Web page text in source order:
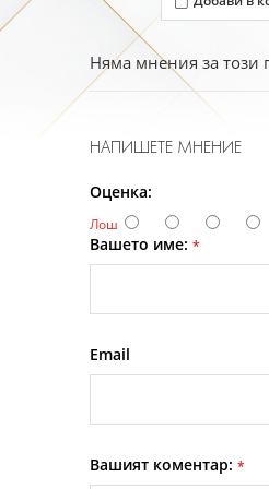
Няма мнения за този
НАПИШЕТЕ МНЕНИЕ
Оценка:
Лош
Вашето име: *
Email
Вашият коментар: *